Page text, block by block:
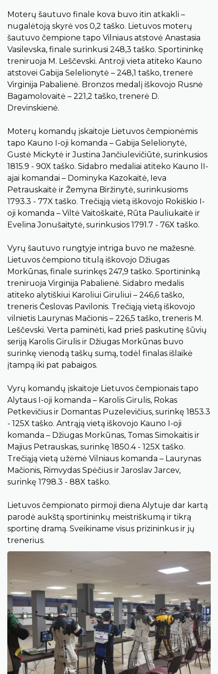
Moterų šautuvo finale kova buvo itin atkakli –
nugalėtoją skyrė vos 0,2 taško. Lietuvos moterų
šautuvo čempione tapo Vilniaus atstovė Anastasia
Vasilevska, finale surinkusi 248,3 taško. Sportininkę
treniruoja M. Leščevski. Antroji vieta atiteko Kauno
atstovei Gabija Selelionytė – 248,1 taško, trenerė
Virginija Pabalienė. Bronzos medalį iškovojo Rusnė
Bagamolovaitė – 221,2 taško, trenerė D.
Drevinskienė.
Moterų komandų įskaitoje Lietuvos čempionėmis
tapo Kauno I-oji komanda – Gabija Selelionytė,
Gustė Mickytė ir Justina Jančiulevičiūtė, surinkusios
1815.9 - 90X taško. Sidabro medaliai atiteko Kauno II-
ajai komandai – Dominyka Kazokaitė, Ieva
Petrauskaitė ir Žemyna Biržinytė, surinkusioms
1793.3 - 77X taško. Trečiąją vietą iškovojo Rokiškio I-
oji komanda – Viltė Vaitoškaitė, Rūta Pauliukaitė ir
Evelina Jonušaitytė, surinkusios 1791.7 - 76X taško.
Vyrų šautuvo rungtyje intriga buvo ne mažesnė.
Lietuvos čempiono titulą iškovojo Džiugas
Morkūnas, finale surinkęs 247,9 taško. Sportininką
treniruoja Virginija Pabalienė. Sidabro medalis
atiteko alytiškiui Karoliui Giruliui – 246,6 taško,
treneris Česlovas Pavilonis. Trečiąją vietą iškovojo
vilnietis Laurynas Mačionis – 226,5 taško, treneris M.
Leščevski. Verta paminėti, kad prieš paskutinę šūvių
seriją Karolis Girulis ir Džiugas Morkūnas buvo
surinkę vienodą taškų sumą, todėl finalas išlaikė
įtampą iki pat pabaigos.
Vyrų komandų įskaitoje Lietuvos čempionais tapo
Alytaus I-oji komanda – Karolis Girulis, Rokas
Petkevičius ir Domantas Puzelevičius, surinkę 1853.3
- 125X taško. Antrąją vietą iškovojo Kauno I-oji
komanda – Džiugas Morkūnas, Tomas Simokaitis ir
Majius Petrauskas, surinkę 1850.4 - 125X taško.
Trečiąją vietą užėmė Vilniaus komanda – Laurynas
Mačionis, Rimvydas Spėčius ir Jaroslav Jarcev,
surinkę 1798.3 - 88X taško.
Lietuvos čempionato pirmoji diena Alytuje dar kartą
parodė aukštą sportininkų meistriškumą ir tikrą
sportinę dramą. Sveikiname visus prizininkus ir jų
trenerius.